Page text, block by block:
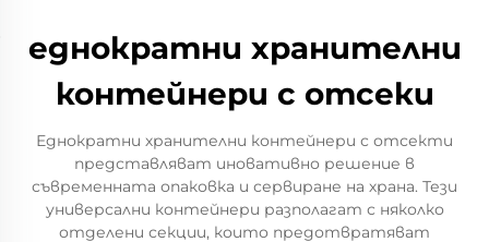
еднократни хранителни
контейнери с отсеки
Еднократни хранителни контейнери с отсекти
представляват иновативно решение в
съвременната опаковка и сервиране на храна. Тези
универсални контейнери разполагат с няколко
отделени секции, които предотвратяват